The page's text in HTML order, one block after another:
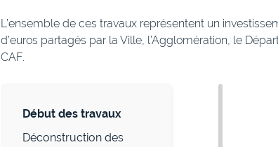
L’ensemble de ces travaux représentent un
d’euros partagés par la Ville, l’Agglomération, le
CAF.
Début des travaux
Déconstruction des